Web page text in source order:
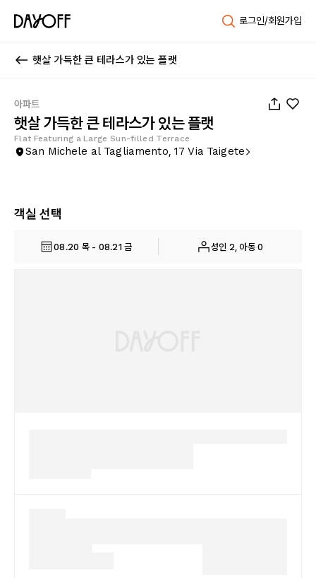
로그인/회원가입
햇살 가득한 큰 테라스가 있는 플랫
아파트
햇살 가득한 큰 테라스가 있는 플랫
Flat Featuring a Large Sun-filled Terrace
San Michele al Tagliamento, 17 Via Taigete
객실 선택
08.20 목 - 08.21 금 성인 2, 아동 0